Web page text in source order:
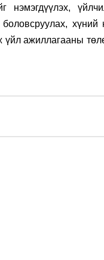
нэмэгдүүлэх,
хүний
ажиллагааны